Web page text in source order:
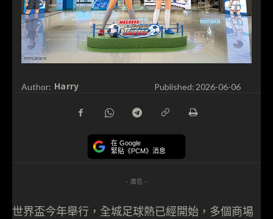
Author: Harry Published: 2026-06-06
在 Google
緊貼《PCM》消息
- 廣告 -
世界盃今年舉行，全城足球熱已經開始，多個商場